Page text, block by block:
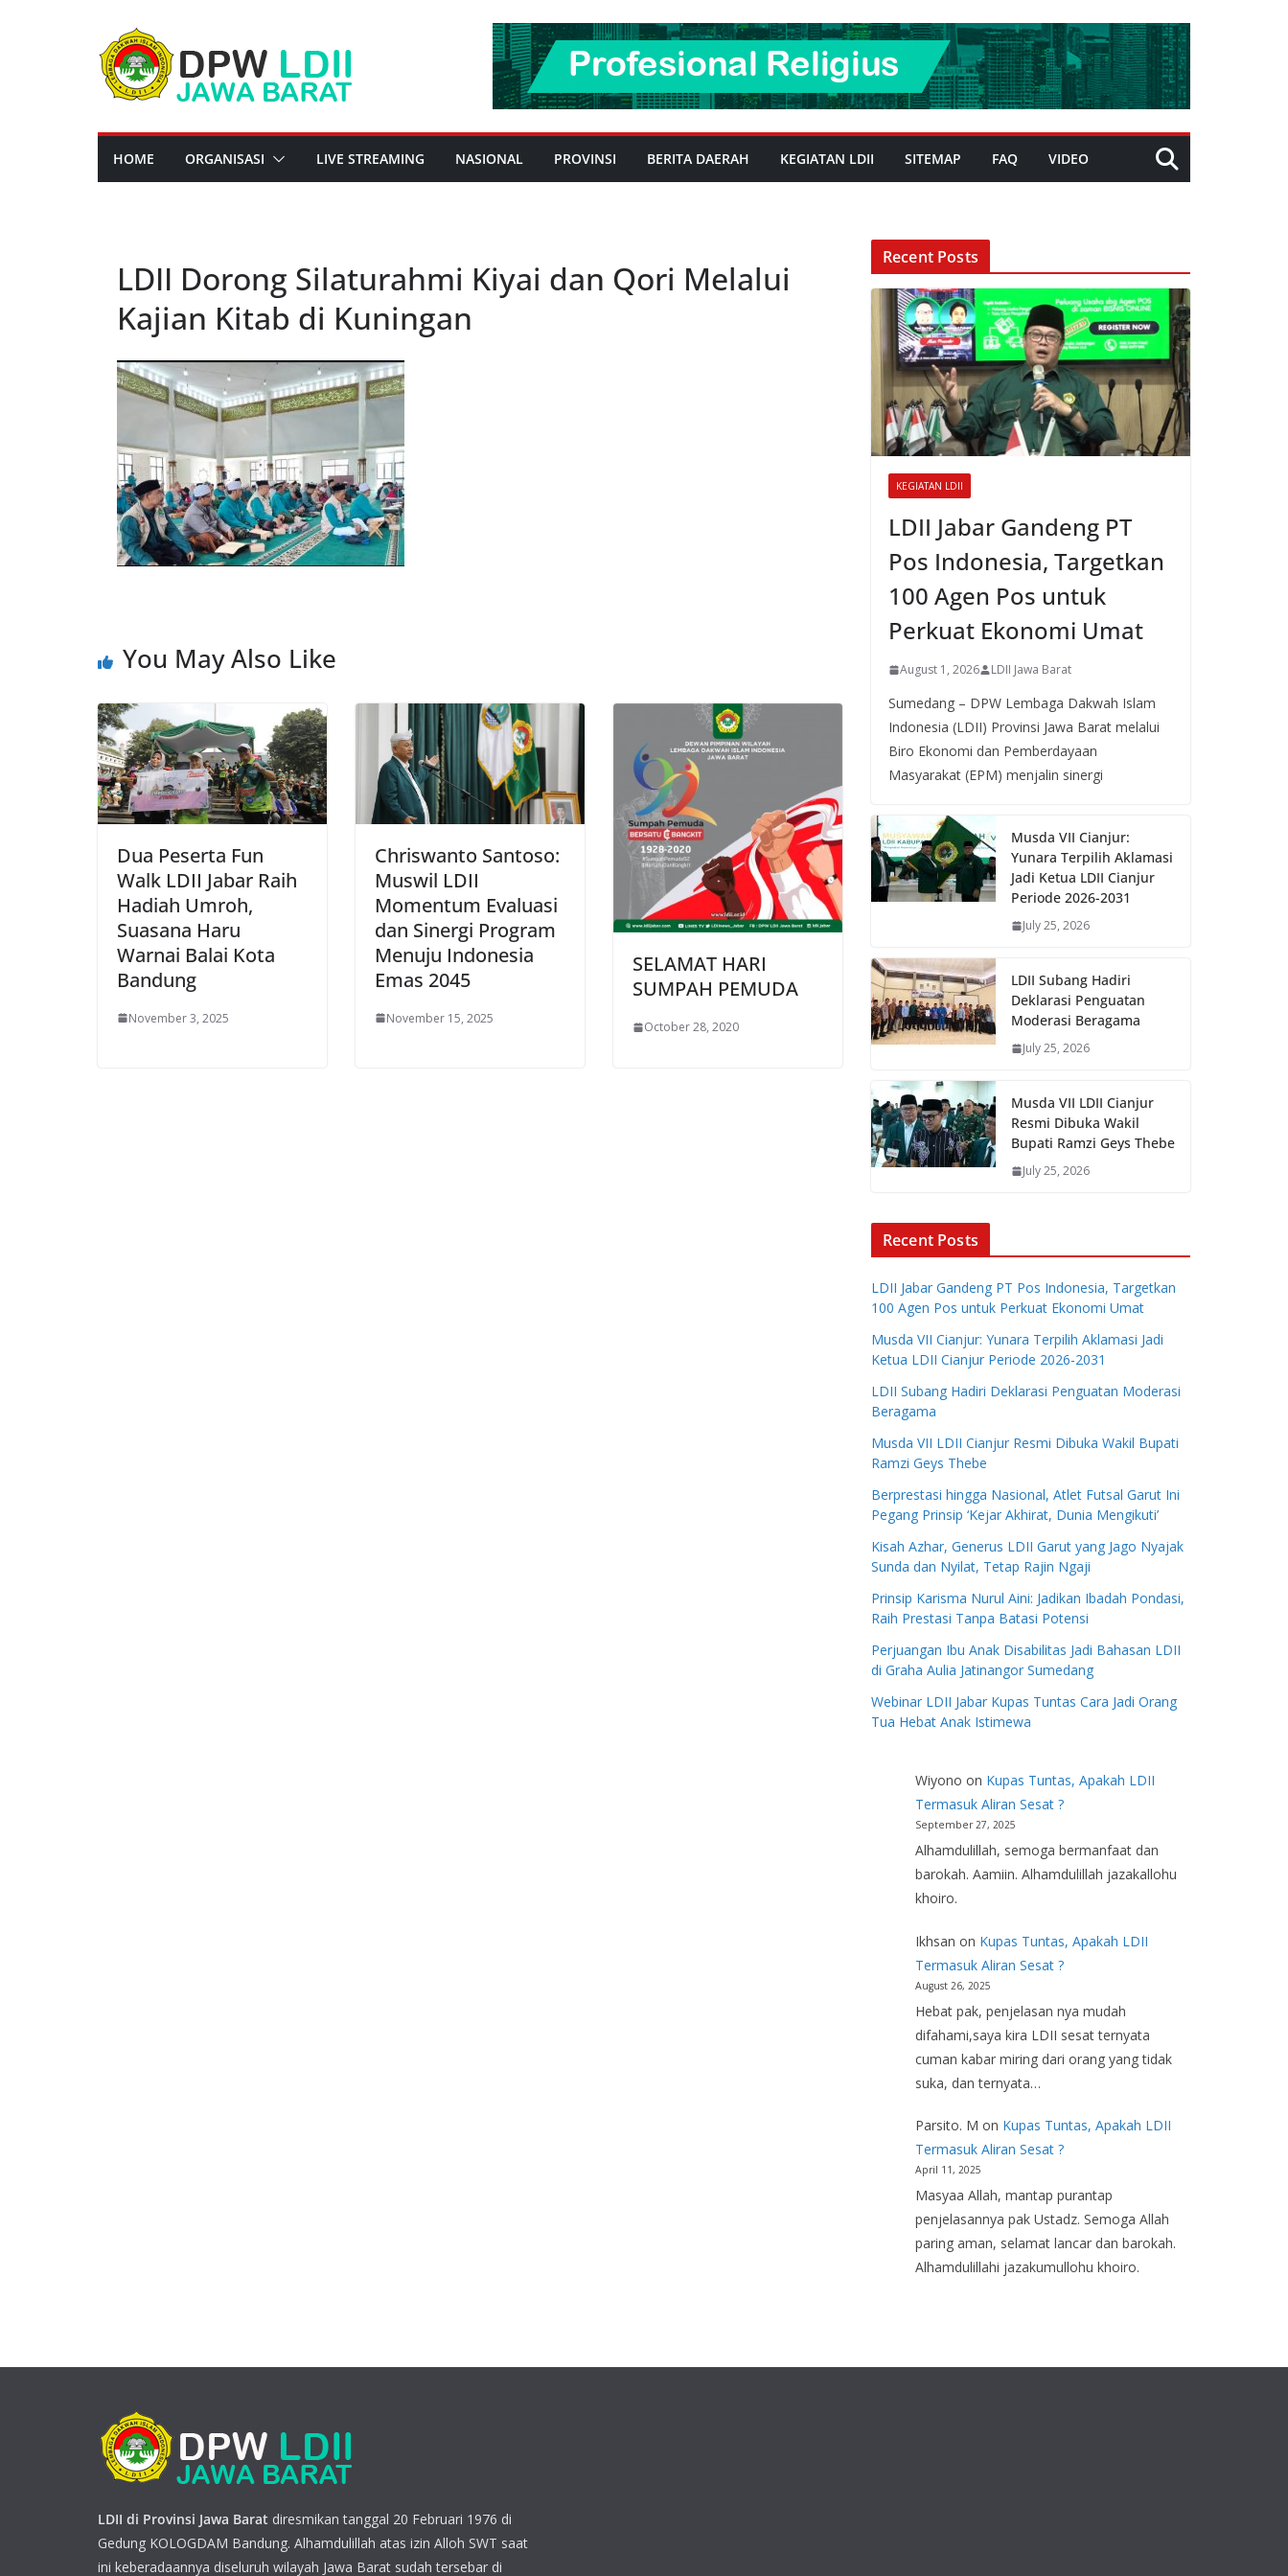
HOME ORGANISASI LIVE STREAMING NASIONAL PROVINSI BERITA DAERAH KEGIATAN LDII SITEMAP FAQ VIDEO
LDII Dorong Silaturahmi Kiyai dan Qori Melalui
Kajian Kitab di Kuningan
You May Also Like
Dua Peserta Fun
Walk LDII Jabar Raih
Hadiah Umroh,
Suasana Haru
Warnai Balai Kota
Bandung
November 3, 2025
Chriswanto Santoso:
Muswil LDII
Momentum Evaluasi
dan Sinergi Program
Menuju Indonesia
Emas 2045
November 15, 2025
SELAMAT HARI
SUMPAH PEMUDA
October 28, 2020
Recent Posts
KEGIATAN LDII
LDII Jabar Gandeng PT
Pos Indonesia, Targetkan
100 Agen Pos untuk
Perkuat Ekonomi Umat
August 1, 2026 LDII Jawa Barat
Sumedang – DPW Lembaga Dakwah Islam
Indonesia (LDII) Provinsi Jawa Barat melalui
Biro Ekonomi dan Pemberdayaan
Masyarakat (EPM) menjalin sinergi
Musda VII Cianjur:
Yunara Terpilih Aklamasi
Jadi Ketua LDII Cianjur
Periode 2026-2031
July 25, 2026
LDII Subang Hadiri
Deklarasi Penguatan
Moderasi Beragama
July 25, 2026
Musda VII LDII Cianjur
Resmi Dibuka Wakil
Bupati Ramzi Geys Thebe
July 25, 2026
Recent Posts
LDII Jabar Gandeng PT Pos Indonesia, Targetkan
100 Agen Pos untuk Perkuat Ekonomi Umat
Musda VII Cianjur: Yunara Terpilih Aklamasi Jadi
Ketua LDII Cianjur Periode 2026-2031
LDII Subang Hadiri Deklarasi Penguatan Moderasi
Beragama
Musda VII LDII Cianjur Resmi Dibuka Wakil Bupati
Ramzi Geys Thebe
Berprestasi hingga Nasional, Atlet Futsal Garut Ini
Pegang Prinsip ‘Kejar Akhirat, Dunia Mengikuti’
Kisah Azhar, Generus LDII Garut yang Jago Nyajak
Sunda dan Nyilat, Tetap Rajin Ngaji
Prinsip Karisma Nurul Aini: Jadikan Ibadah Pondasi,
Raih Prestasi Tanpa Batasi Potensi
Perjuangan Ibu Anak Disabilitas Jadi Bahasan LDII
di Graha Aulia Jatinangor Sumedang
Webinar LDII Jabar Kupas Tuntas Cara Jadi Orang
Tua Hebat Anak Istimewa
Wiyono on Kupas Tuntas, Apakah LDII
Termasuk Aliran Sesat ?
September 27, 2025
Alhamdulillah, semoga bermanfaat dan
barokah. Aamiin. Alhamdulillah jazakallohu
khoiro.
Ikhsan on Kupas Tuntas, Apakah LDII
Termasuk Aliran Sesat ?
August 26, 2025
Hebat pak, penjelasan nya mudah
difahami,saya kira LDII sesat ternyata
cuman kabar miring dari orang yang tidak
suka, dan ternyata…
Parsito. M on Kupas Tuntas, Apakah LDII
Termasuk Aliran Sesat ?
April 11, 2025
Masyaa Allah, mantap purantap
penjelasannya pak Ustadz. Semoga Allah
paring aman, selamat lancar dan barokah.
Alhamdulillahi jazakumullohu khoiro.
LDII di Provinsi Jawa Barat diresmikan tanggal 20 Februari 1976 di
Gedung KOLOGDAM Bandung. Alhamdulillah atas izin Alloh SWT saat
ini keberadaannya diseluruh wilayah Jawa Barat sudah tersebar di